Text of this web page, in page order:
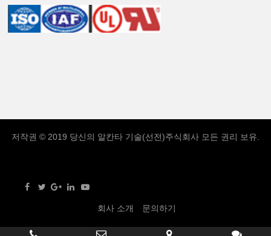
저작권 © 2019 당신의 알칸타 기술(선전)주식회사모든 권리 보유.
회사 소개 문의하기